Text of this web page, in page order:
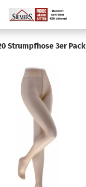
Strumpfhose 3er Pack